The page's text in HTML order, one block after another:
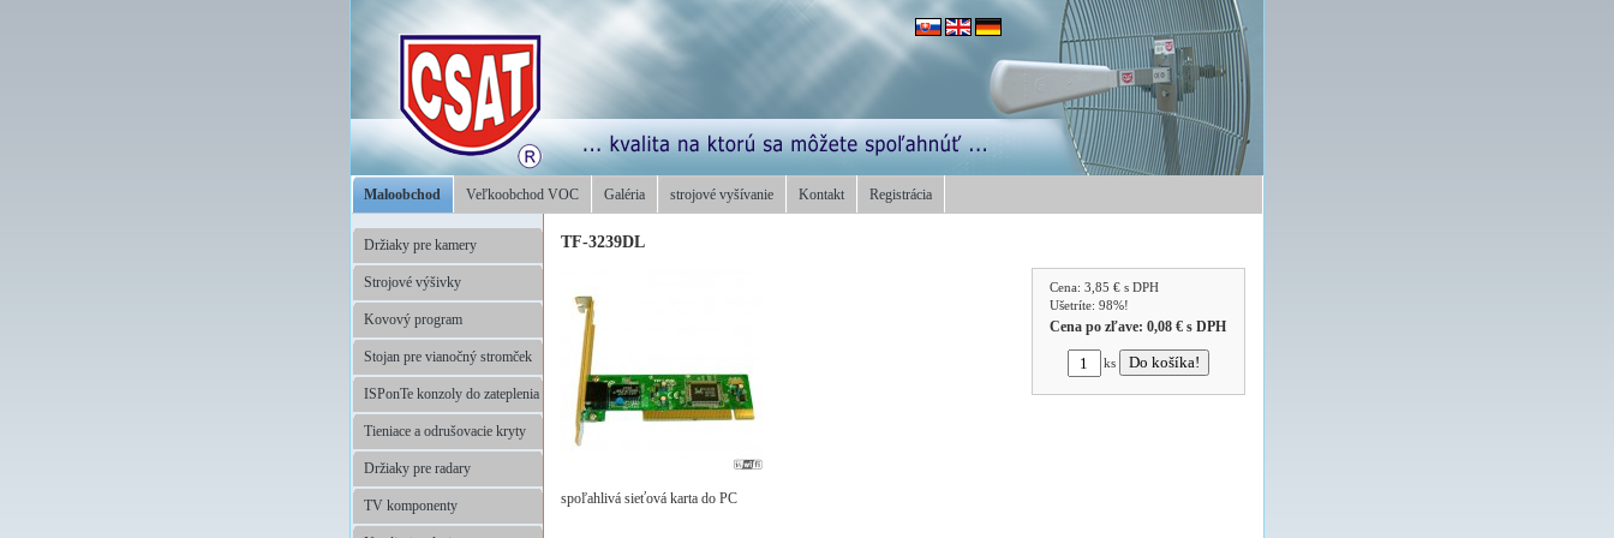
Maloobchod Veľkoobchod VOC Galéria strojové vyšívanie Kontakt Registrácia
Držiaky pre kamery
Strojové výšivky
Kovový program
Stojan pre vianočný stromček
ISPonTe konzoly do zateplenia
Tieniace a odrušovacie kryty
Držiaky pre radary
TV komponenty
TF-3239DL
Cena:3,85 € s DPH
Ušetríte: 98%!
Cena po zľave:0,08 € s DPH
ks
spoľahlivá sieťová karta do PC